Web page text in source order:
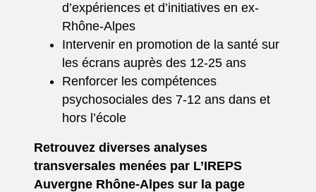
d’expériences et d’initiatives en ex-
Rhône-Alpes
Intervenir en promotion de la santé sur
les écrans auprès des 12-25 ans
Renforcer les compétences
psychosociales des 7-12 ans dans et
hors l’école
Retrouvez diverses analyses
transversales menées par L’IREPS
Auvergne Rhône-Alpes sur la page